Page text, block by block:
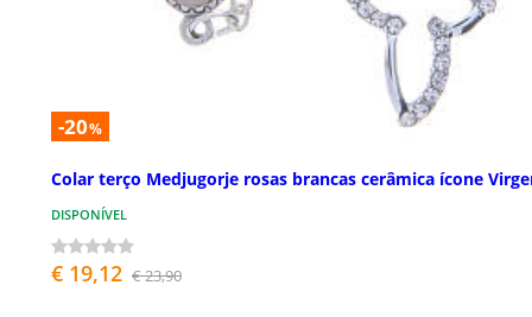
-20%
Colar terço Medjugorje rosas brancas cerâmica ícone
DISPONÍVEL
€ 19,12 € 23,90